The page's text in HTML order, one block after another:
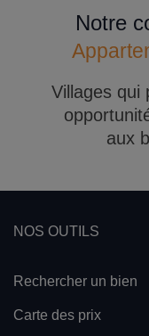
Notre
Villages qui
aux
NOS OUTILS
Rechercher un bien
Carte des prix